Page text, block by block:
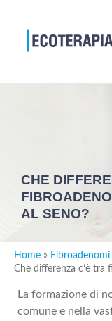
CHE
AL SENO?
Home
Fibroadenomi
Che differenza c’è tra
La formazione di
comune e nella